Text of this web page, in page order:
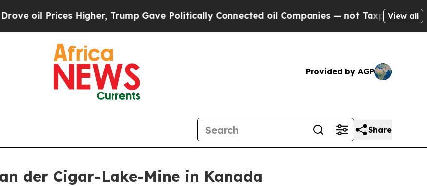
Prices Higher, Trump Gave Politically Connected oil Companies — not Taxpayers — theView all
Provided by AGP
Share
der Cigar-Lake-Mine in Kanada